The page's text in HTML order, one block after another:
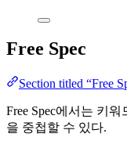
Free Spec
Section titled “Free
Free Spec에서는 키워
을 중첩할 수 있다.